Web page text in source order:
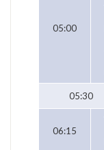
05:00
05:30
06:15